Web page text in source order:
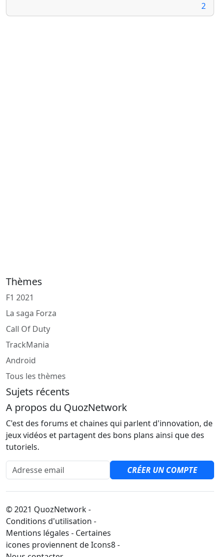
2
Thèmes
F1 2021
La saga Forza
Call Of Duty
TrackMania
Android
Tous les thèmes
Sujets récents
A propos du QuozNetwork
C'est des forums et chaines qui parlent d'innovation, de
jeux vidéos et partagent des bons plans ainsi que des
tutoriels.
Adresse email
CRÉER UN COMPTE
© 2021 QuozNetwork -
Conditions d'utilisation -
Mentions légales - Certaines
icones proviennent de Icons8 -